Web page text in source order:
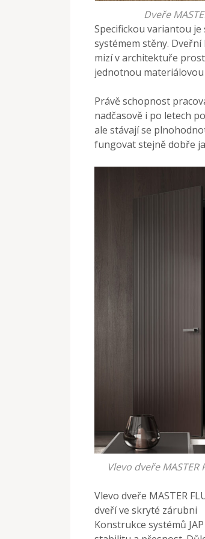
Dveře
Specifickou variantou je
systémem stěny.
mizí v architektuře
jednotnou
Právě schopnost
nadčasově i po letech
ale stávají se
fungovat stejně dobře
Vlevo dveře
Vlevo dveře MASTER
dveří ve skryté zárubni
Konstrukce systémů